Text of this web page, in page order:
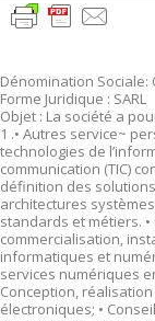
Dénomination Sociale:
Forme Juridique : SARL
Objet : La société a
1 .• Autres service~
technologies de
communication (TIC)
définition des
architectures
standards et métiers.
commercialisation,
informatiques et
services numériques
Conception,
électroniques; •